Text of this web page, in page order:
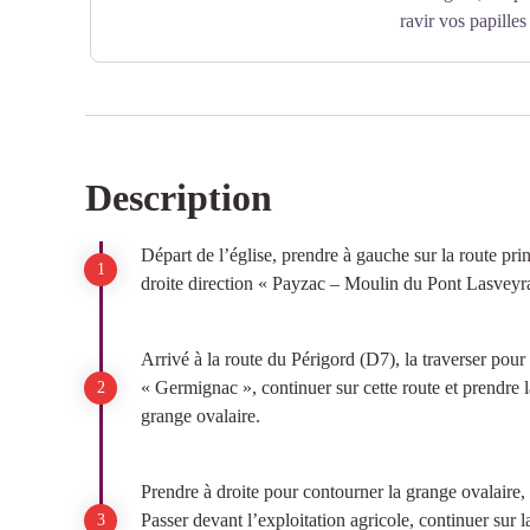
Voir l'image en plein écran
ravir vos papilles
Description
Départ de l’église, prendre à gauche sur la route
droite direction « Payzac – Moulin du Pont
Arrivé à la route du Périgord (D7), la traverser
« Germignac », continuer sur cette route et
grange ovalaire.
Prendre à droite pour contourner la grange
Passer devant l’exploitation agricole, continuer sur